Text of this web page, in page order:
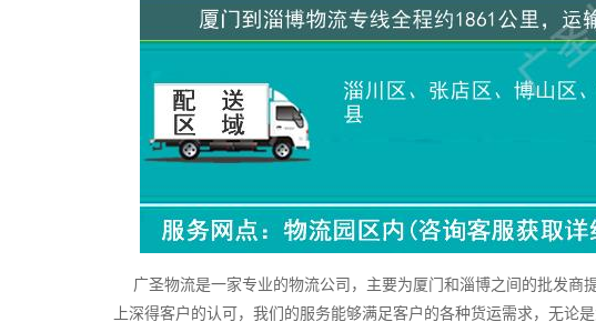
广圣物流是一家专业的物流公司，主要为厦门和淄博之间的批发商
上深得客户的认可，我们的服务能够满足客户的各种货运需求，无论